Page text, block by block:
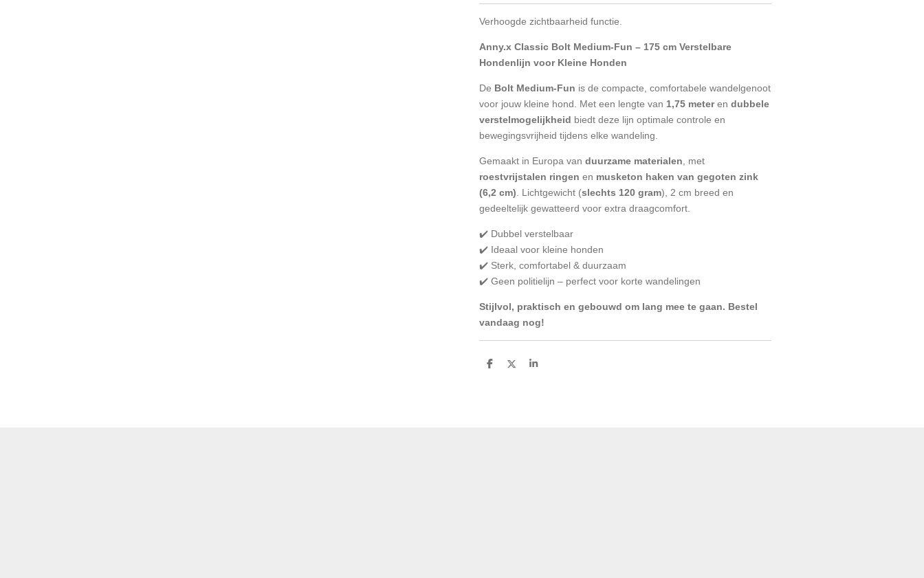
Verhoogde zichtbaarheid functie.
Anny.x Classic Bolt Medium-Fun – 175 cm Verstelbare
Hondenlijn voor Kleine Honden
De Bolt Medium-Fun is de compacte, comfortabele wandelgenoot
voor jouw kleine hond. Met een lengte van 1,75 meteren dubbele
verstelmogelijkheid biedt deze lijn optimale controle en
bewegingsvrijheid tijdens elke wandeling.
Gemaakt in Europa van duurzame materialen , met
roestvrijstalen ringen en musketon haken van gegoten zink
(6,2 cm) . Lichtgewicht (slechts 120 gram), 2 cm breed en
gedeeltelijk gewatteerd voor extra draagcomfort.
✔️ Dubbel verstelbaar
✔️ Ideaal voor kleine honden
✔️ Sterk, comfortabel & duurzaam
✔️ Geen politielijn – perfect voor korte wandelingen
Stijlvol, praktisch en gebouwd om lang mee te gaan. Bestel
vandaag nog!
D
D
S